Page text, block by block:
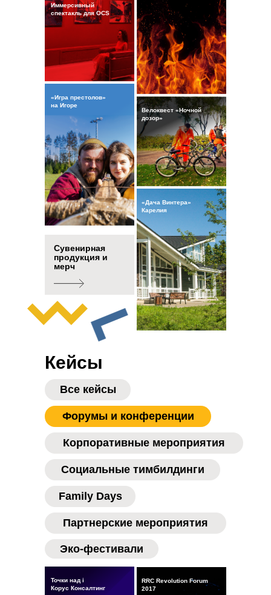
Сувенирная
продукция и
мерч
Иммерсивный
спектакль для OCS
«Игра престолов»
на Игоре
Велоквест «Ночной
дозор»
«Дача Винтера»
Карелия
Кейсы
Форумы и конференции
Корпоративные мероприятия
Точки над i
Корус Консалтинг
Социальные тимбилдинги
Family Days
Эко-фестивали
Партнерские мероприятия
RRC Revolution Forum
2017
Все кейсы